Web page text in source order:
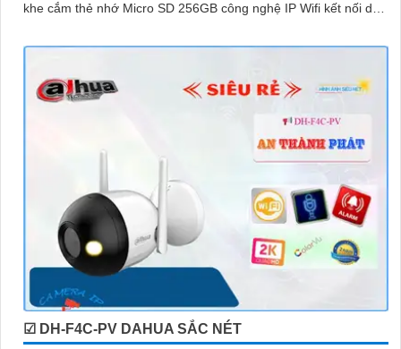
khe cắm thẻ nhớ Micro SD 256GB công nghệ IP Wifi kết nối dễ
☑ DH-F4C-PV DAHUA SẮC NÉT